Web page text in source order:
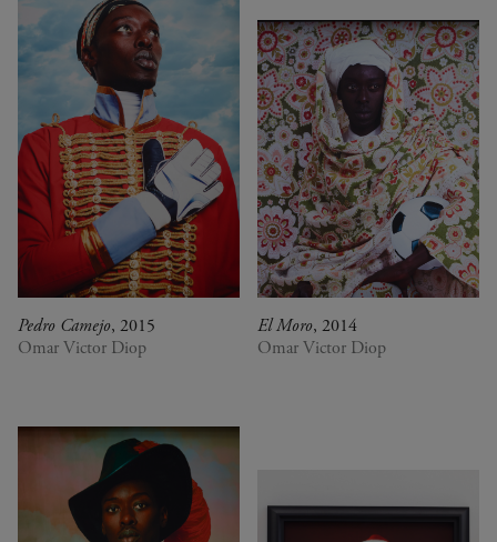
Pedro Camejo, 2015
Omar Victor Diop
El Moro, 2014
Omar Victor Diop